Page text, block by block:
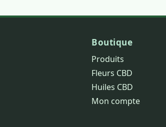
Boutique
Produits
Fleurs CBD
Huiles CBD
Mon compte